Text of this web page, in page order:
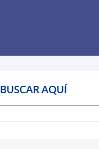
BUSCAR AQUÍ